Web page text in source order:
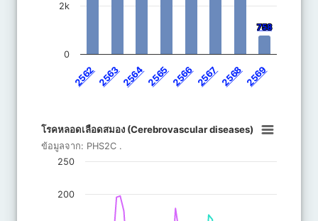
758
758
25622563256425652566256725682569
0
2k
โรคหลอดเลือดสมอง (Cerebrovascular
Line chart with 8 lines.
ข้อมูลจาก: PHS2C .
The chart has 1 Y axis displaying จำนวน. Data ranges from 23
โรคหลอดเลือดสมอง (Cerebrovascular diseases)
ข้อมูลจาก: PHS2C .
200
250